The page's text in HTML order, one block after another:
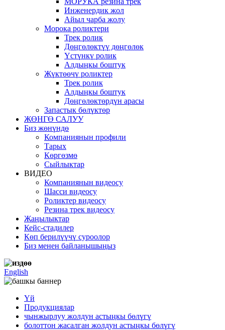
Инженердик жол
Айыл чарба жолу
Морока роликтери
Трек ролик
Дөңгөлөктүү дөңгөлөк
Үстүнкү ролик
Алдыңкы боштук
Жүктөөчү роликтер
Трек ролик
Алдыңкы боштук
Дөңгөлөктөрдүн арасы
Запастык бөлүктөр
ЖӨНГӨ САЛУУ
Биз жөнүндө
Компаниянын профили
Тарых
Көргөзмө
Сыйлыктар
ВИДЕО
Компаниянын видеосу
Шасси видеосу
Роликтер видеосу
Резина трек видеосу
Жаңылыктар
Кейс-стадилер
Көп берилүүчү суроолор
Биз менен байланышыңыз
English
Үй
Продукциялар
чынжырлуу жолдун астыңкы бөлүгү
болоттон жасалган жолдун астыңкы бөлүгү